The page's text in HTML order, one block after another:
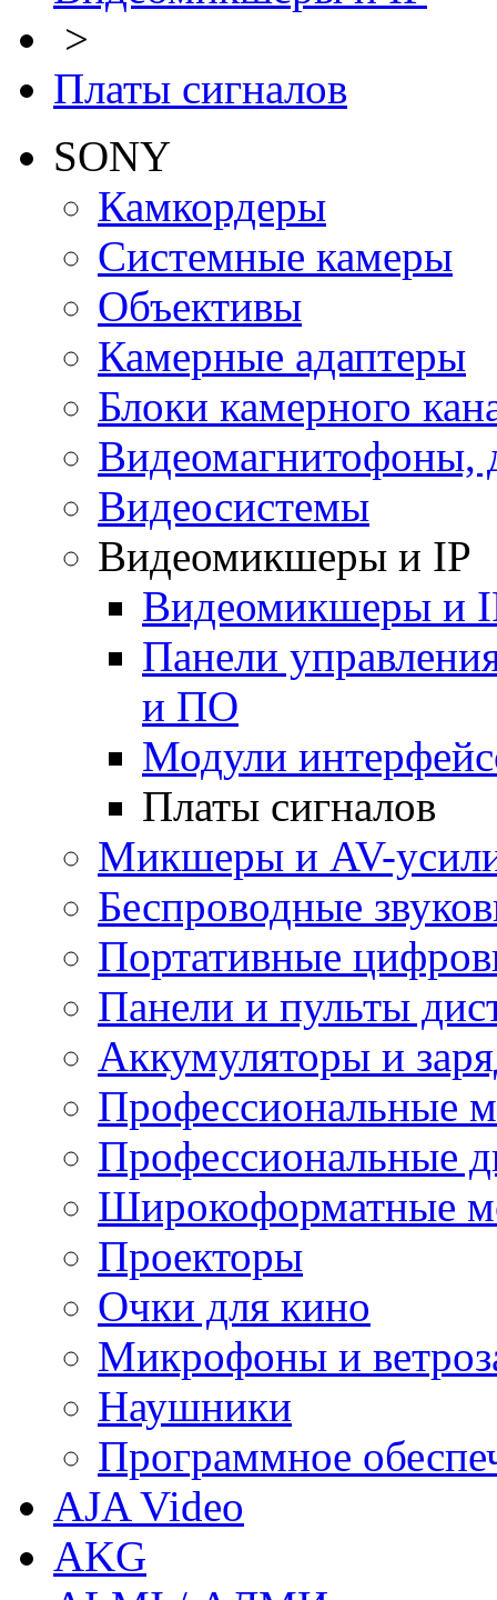
>
Платы сигналов
SONY
Камкордеры
Системные камеры
Объективы
Камерные адаптеры
Блоки камерного
Видеомагнитофоны,
Видеосистемы
Видеомикшеры и IP
Видеомикшеры и
Панели
и ПО
Модули
Платы сигналов
Микшеры и AV-
Беспроводные
Портативные
Панели и пульты
Аккумуляторы и
Профессиональные
Профессиональные
Широкоформатные
Проекторы
Очки для кино
Микрофоны и
Наушники
Программное
AJA Video
AKG